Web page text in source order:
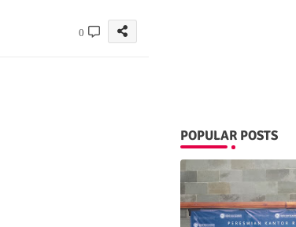
0
POPULAR POSTS